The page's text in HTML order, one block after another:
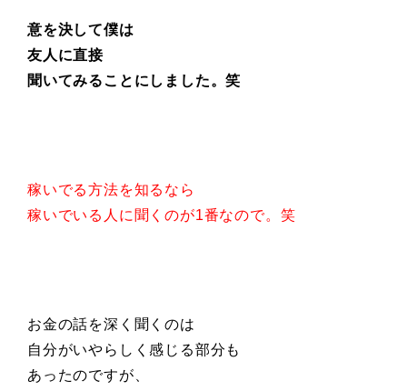
意を決して僕は
友人に直接
聞いてみることにしました。笑
稼いでる方法を知るなら
稼いでいる人に聞くのが1番なので。笑
お金の話を深く聞くのは
自分がいやらしく感じる部分も
あったのですが、